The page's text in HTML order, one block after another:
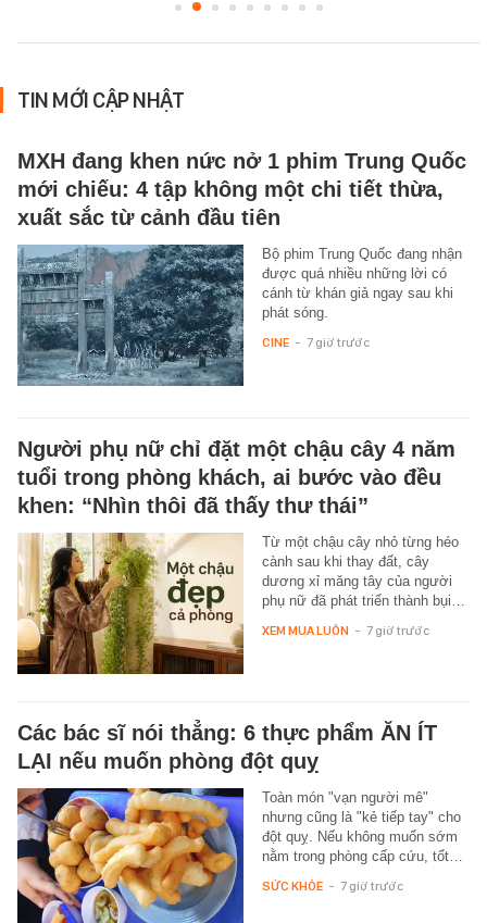
TIN MỚI CẬP NHẬT
MXH đang khen nức nở 1 phim Trung Quốc
mới chiếu: 4 tập không một chi tiết thừa,
xuất sắc từ cảnh đầu tiên
Bộ phim Trung Quốc đang nhận
được quá nhiều những lời có
cánh từ khán giả ngay sau khi
phát sóng.
CINE - 7 giờ trước
Người phụ nữ chỉ đặt một chậu cây 4 năm
tuổi trong phòng khách, ai bước vào đều
khen: “Nhìn thôi đã thấy thư thái”
Từ một chậu cây nhỏ từng héo
cành sau khi thay đất, cây
dương xỉ măng tây của người
phụ nữ đã phát triển thành bụi…
XEM MUA LUÔN - 7 giờ trước
Các bác sĩ nói thẳng: 6 thực phẩm ĂN ÍT
LẠI nếu muốn phòng đột quỵ
Toàn món "vạn người mê"
nhưng cũng là "kẻ tiếp tay" cho
đột quỵ. Nếu không muốn sớm
nằm trong phòng cấp cứu, tốt…
SỨC KHỎE - 7 giờ trước